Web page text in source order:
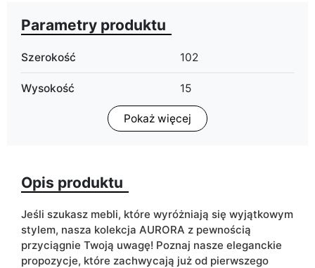
Parametry produktu
Szerokość 102
Wysokość 15
43,6
Wykończenie
Kolorystyka
biały
srebrny chrom
Szuflady tak
Pokaż więcej
Opis produktu
Jeśli szukasz mebli, które wyróżniają się wyjątkowym
stylem, nasza kolekcja AURORA z pewnością
przyciągnie Twoją uwagę! Poznaj nasze eleganckie
propozycje, które zachwycają już od pierwszego